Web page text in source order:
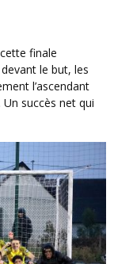
le but, les
l’ascendant
Un succès net qui